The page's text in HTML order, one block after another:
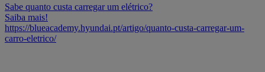
Sabe quanto custa carregar um elétrico?
Saiba mais!
https://blueacademy.hyundai.pt/artigo/quanto-custa-carregar-um-
carro-eletrico/